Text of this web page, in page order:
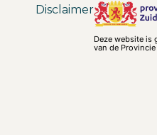
Disclaimer
Deze website is
van de